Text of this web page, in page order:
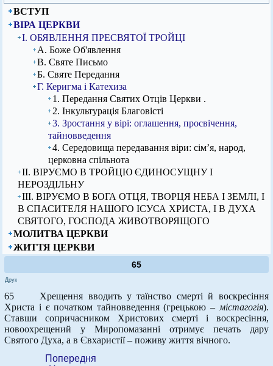
ВСТУП
ВІРА ЦЕРКВИ
I. ОБЯВЛЕННЯ ПРЕСВЯТОЇ ТРОЙЦІ
А. Боже Об'явлення
В. Святе Письмо
Б. Святе Передання
Г. Керигма і Катехиза
1. Передання Святих Отців Церкви .
2. Інкультурація Благовісті
3. Зростання у вірі: оглашення, просвічення,
тайновведення
4. Середовища передавання віри: сім’я, народ,
церковна спільнота
ІІ. ВІРУЄМО В ТРОЙЦЮ ЄДИНОСУЩНУ І
НЕРОЗДІЛЬНУ
ІІІ. ВІРУЄМО В БОГА ОТЦЯ, ТВОРЦЯ НЕБА І ЗЕМЛІ, І
В СПАСИТЕЛЯ НАШОГО ІСУСА ХРИСТА, І В ДУХА
СВЯТОГО, ГОСПОДА ЖИВОТВОРЯЩОГО
МОЛИТВА ЦЕРКВИ
ЖИТТЯ ЦЕРКВИ
65
Друк
65 Хрещення вводить у таїнство смерті й воскресіння
Христа і є початком тайновведення (грецькою – містагогія).
Ставши сопричасником Христових смерті і воскресіння,
новоохрещений у Миропомазанні отримує печать дару
Святого Духа, а в Євхаристії – поживу життя вічного.
Попередня